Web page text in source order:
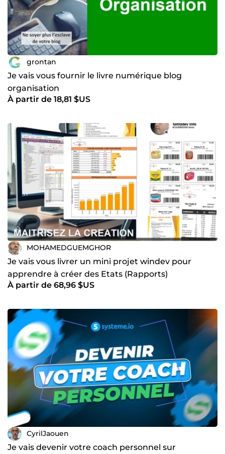
grontan
Je vais vous fournir le livre numérique blog
organisation
À partir de 18,81 $US
MOHAMEDGUEMGHOR
Je vais vous livrer un mini projet windev pour
apprendre à créer des Etats (Rapports)
professionnels
À partir de 68,96 $US
CyrilJaouen
Je vais devenir votre coach personnel sur